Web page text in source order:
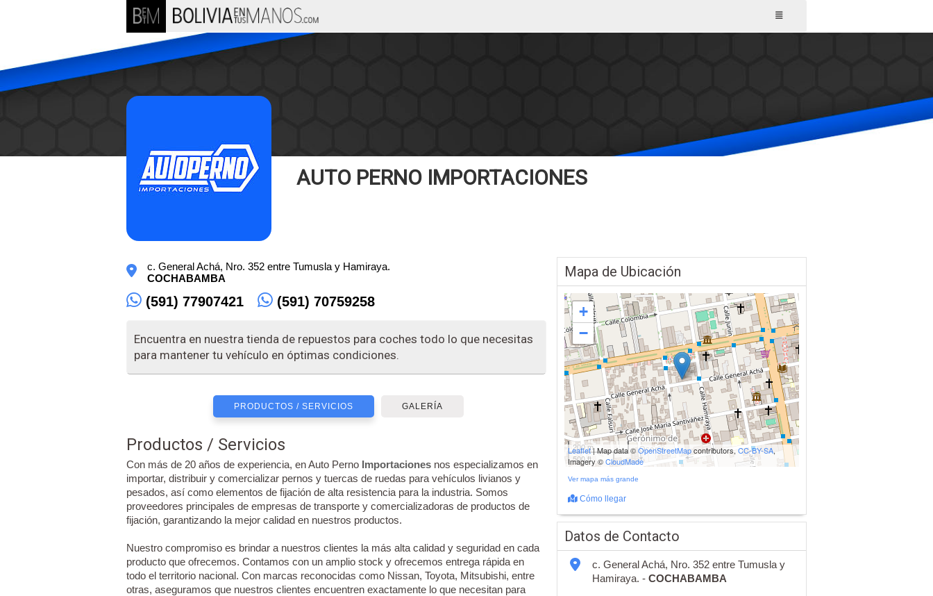
AUTO PERNO IMPORTACIONES
c. General Achá, Nro. 352 entre Tumusla y Hamiraya.
COCHABAMBA
(591) 77907421 (591) 70759258
Encuentra en nuestra tienda de repuestos para coches todo lo que necesitas
para mantener tu vehículo en óptimas condiciones.
PRODUCTOS / SERVICIOS GALERÍA
Productos / Servicios
Con más de 20 años de experiencia, en Auto Perno Importaciones nos especializamos en
importar, distribuir y comercializar pernos y tuercas de ruedas para vehículos livianos y
pesados, así como elementos de fijación de alta resistencia para la industria. Somos
proveedores principales de empresas de transporte y comercializadoras de productos de
fijación, garantizando la mejor calidad en nuestros productos.
Nuestro compromiso es brindar a nuestros clientes la más alta calidad y seguridad en cada
producto que ofrecemos. Contamos con un amplio stock y ofrecemos entrega rápida en
todo el territorio nacional. Con marcas reconocidas como Nissan, Toyota, Mitsubishi, entre
otras, aseguramos que nuestros clientes encuentren exactamente lo que necesitan para
Mapa de Ubicación
+
−
200 m
500 ft
Leaflet| Map data ©OpenStreetMapcontributors, CC-BY-SA
Imagery ©CloudMade
Ver mapa más grande
Cómo llegar
Datos de Contacto
c. General Achá, Nro. 352 entre Tumusla y
Hamiraya. - COCHABAMBA